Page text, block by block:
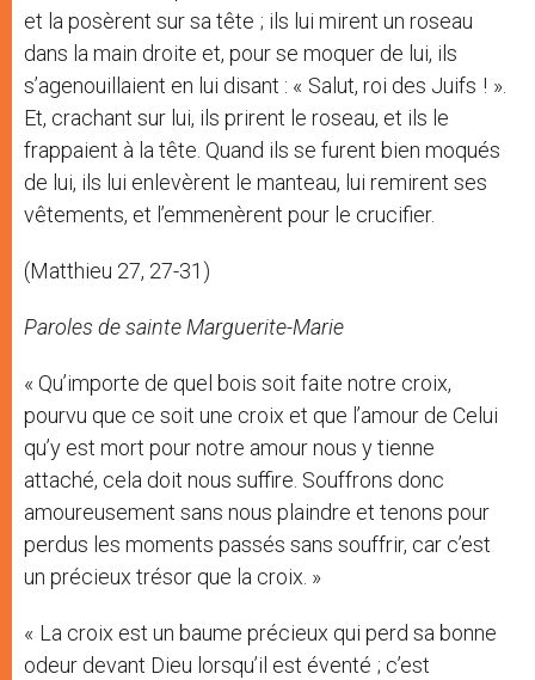
et la posèrent sur sa tête ; ils lui mirent un roseau
dans la main droite et, pour se moquer de lui, ils
s’agenouillaient en lui disant : « Salut, roi des Juifs ! ».
Et, crachant sur lui, ils prirent le roseau, et ils le
frappaient à la tête. Quand ils se furent bien moqués
de lui, ils lui enlevèrent le manteau, lui remirent ses
vêtements, et l’emmenèrent pour le crucifier.
(Matthieu 27, 27-31)
Paroles de sainte Marguerite-Marie
« Qu’importe de quel bois soit faite notre croix,
pourvu que ce soit une croix et que l’amour de Celui
qu’y est mort pour notre amour nous y tienne
attaché, cela doit nous suffire. Souffrons donc
amoureusement sans nous plaindre et tenons pour
perdus les moments passés sans souffrir, car c’est
un précieux trésor que la croix. »
« La croix est un baume précieux qui perd sa bonne
odeur devant Dieu lorsqu’il est éventé ; c’est